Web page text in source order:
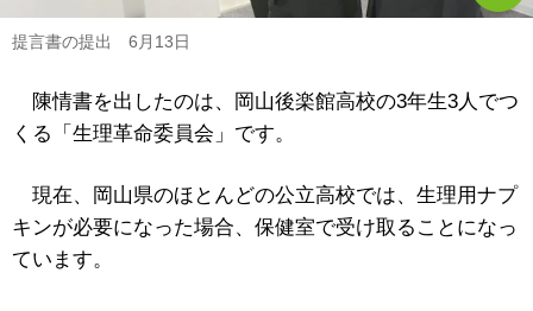
提言書の提出 6月13日
陳情書を出したのは、岡山後楽館高校の3年生3人でつ
くる「生理革命委員会」です。
現在、岡山県のほとんどの公立高校では、生理用ナプ
キンが必要になった場合、保健室で受け取ることになっ
ています。